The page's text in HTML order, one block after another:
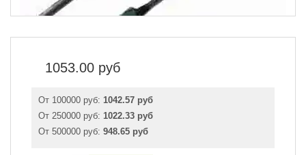
1053.00 руб
От 100000 руб: 1042.57 руб
От 250000 руб: 1022.33 руб
От 500000 руб: 948.65 руб